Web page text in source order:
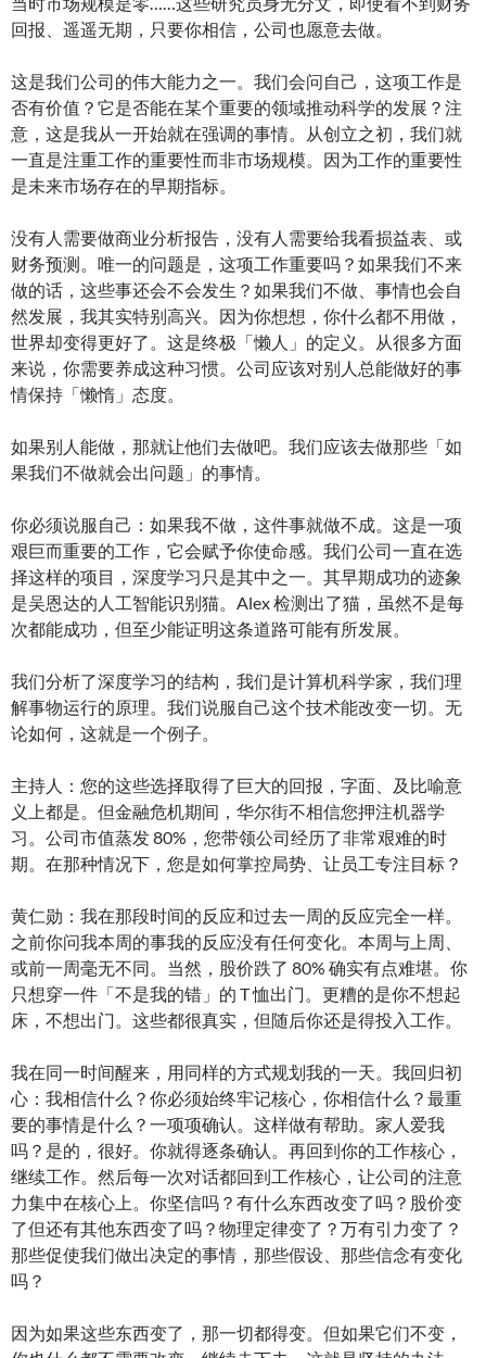
回报、遥遥无期，只要你相信，公司也愿意去做。
这是我们公司的伟大能力之一。我们会问自己，这项工作是
否有价值？它是否能在某个重要的领域推动科学的发展？注
意，这是我从一开始就在强调的事情。从创立之初，我们就
一直是注重工作的重要性而非市场规模。因为工作的重要性
是未来市场存在的早期指标。
没有人需要做商业分析报告，没有人需要给我看损益表、或
财务预测。唯一的问题是，这项工作重要吗？如果我们不来
做的话，这些事还会不会发生？如果我们不做、事情也会自
然发展，我其实特别高兴。因为你想想，你什么都不用做，
世界却变得更好了。这是终极「懒人」的定义。从很多方面
来说，你需要养成这种习惯。公司应该对别人总能做好的事
情保持「懒惰」态度。
如果别人能做，那就让他们去做吧。我们应该去做那些「如
果我们不做就会出问题」的事情。
你必须说服自己：如果我不做，这件事就做不成。这是一项
艰巨而重要的工作，它会赋予你使命感。我们公司一直在选
择这样的项目，深度学习只是其中之一。其早期成功的迹象
是吴恩达的人工智能识别猫。Alex 检测出了猫，虽然不是每
次都能成功，但至少能证明这条道路可能有所发展。
我们分析了深度学习的结构，我们是计算机科学家，我们理
解事物运行的原理。我们说服自己这个技术能改变一切。无
论如何，这就是一个例子。
主持人：您的这些选择取得了巨大的回报，字面、及比喻意
义上都是。但金融危机期间，华尔街不相信您押注机器学
习。公司市值蒸发 80%，您带领公司经历了非常艰难的时
期。在那种情况下，您是如何掌控局势、让员工专注目标？
黄仁勋：我在那段时间的反应和过去一周的反应完全一样。
之前你问我本周的事我的反应没有任何变化。本周与上周、
或前一周毫无不同。当然，股价跌了 80% 确实有点难堪。你
只想穿一件「不是我的错」的 T 恤出门。更糟的是你不想起
床，不想出门。这些都很真实，但随后你还是得投入工作。
我在同一时间醒来，用同样的方式规划我的一天。我回归初
心：我相信什么？你必须始终牢记核心，你相信什么？最重
要的事情是什么？一项项确认。这样做有帮助。家人爱我
吗？是的，很好。你就得逐条确认。再回到你的工作核心，
继续工作。然后每一次对话都回到工作核心，让公司的注意
力集中在核心上。你坚信吗？有什么东西改变了吗？股价变
了但还有其他东西变了吗？物理定律变了？万有引力变了？
那些促使我们做出决定的事情，那些假设、那些信念有变化
吗？
因为如果这些东西变了，那一切都得变。但如果它们不变，